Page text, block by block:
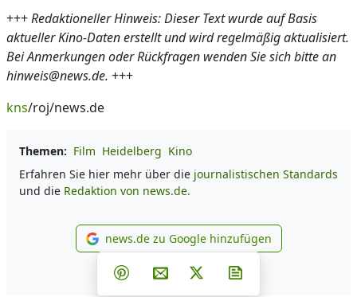
+++Redaktioneller Hinweis: Dieser Text wurde auf Basis
aktueller Kino-Daten erstellt und wird regelmäßig aktualisiert.
Bei Anmerkungen oder Rückfragen wenden Sie sich bitte an
hinweis@news.de. +++
kns/roj/news.de
Themen: Film Heidelberg Kino
Erfahren Sie hier mehr über die journalistischen Standards
und die Redaktion von news.de.
news.de zu Google
news.de zu Google hinzufügen
Teilen auf Facebook
Teilen auf Whatsapp
Teilen auf Telegram
Teilen auf Pinterest
Per E-Mail teilen
Post auf X